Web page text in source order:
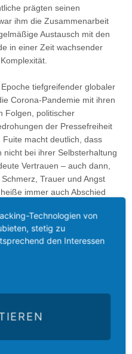
prägten seinen
ihm die Zusammenarbeit
Austausch mit den
in einer Zeit wachsender
tiefgreifender globaler
Corona-Pandemie mit ihren
Folgen, politischer
der Pressefreiheit
macht deutlich, dass
nicht bei ihrer Selbsterhaltung
Vertrauen – auch dann,
Trauer und Angst
immer auch Abschied
zählt Fuite die
Nach intensiven und teils
die Kirche, dass
während der
öffneten ihre Türen für
und gesellschaftlicher
Technologien von
stetig zu
den Interessen